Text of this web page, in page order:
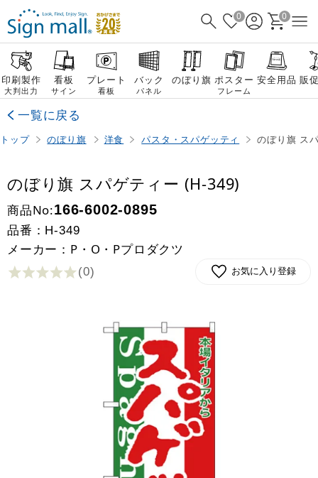
0 0
印刷製作
大判出力
看板
サイン
プレート
看板
バック
パネル
のぼり旗 ポスター
フレーム
安全用品 販
一覧に戻る
トップ のぼり旗 洋食 パスタ・スパゲッティ のぼり旗 ス
のぼり旗 スパゲティー (H-349)
商品No:166-6002-0895
品番： H-349
メーカー：P・O・Pプロダクツ
(0) お気に入り登録